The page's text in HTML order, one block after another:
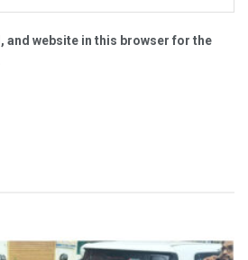
and website in this browser for the